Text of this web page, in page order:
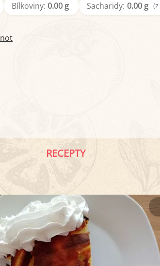
Bílkoviny: 0.00 g Sacharidy: 0.00 g
RECEPTY